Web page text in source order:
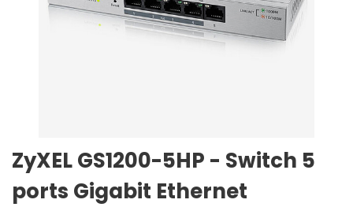
ZyXEL GS1200-5HP - Switch 5
ports Gigabit Ethernet